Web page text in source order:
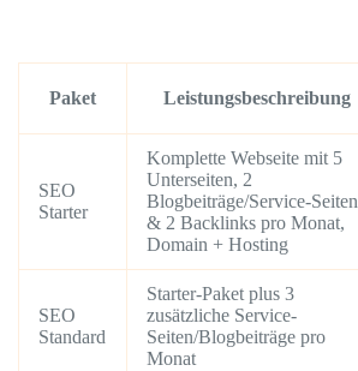
Paket Leistungsbeschreibung
SEO
Starter
Komplette Webseite mit 5
Unterseiten, 2
Blogbeiträge/Service-Seiten
& 2 Backlinks pro Monat,
Domain + Hosting
SEO
Standard
Starter-Paket plus 3
zusätzliche Service-
Seiten/Blogbeiträge pro
Monat